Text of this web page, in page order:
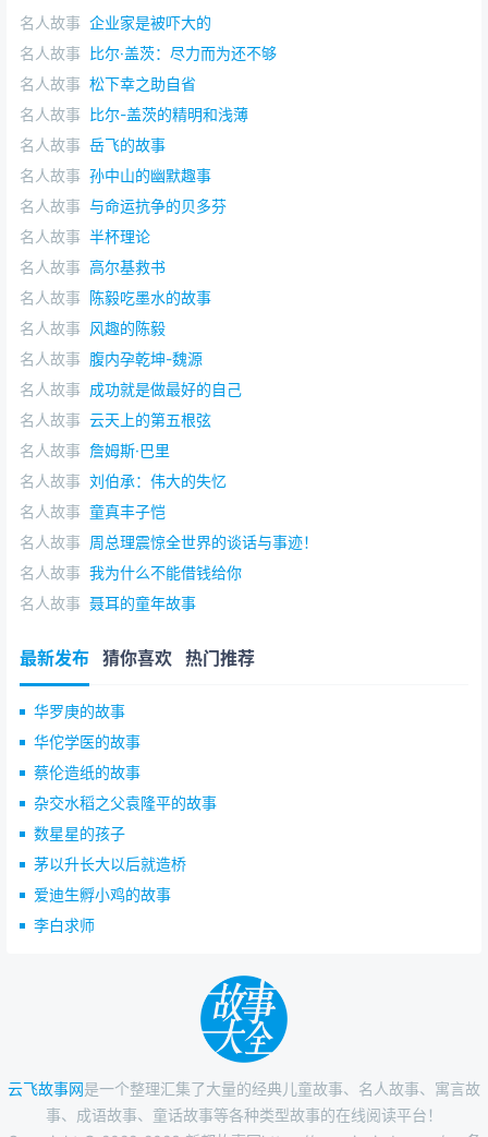
名人故事 企业家是被吓大的
名人故事 比尔·盖茨：尽力而为还不够
名人故事 松下幸之助自省
名人故事 比尔-盖茨的精明和浅薄
名人故事 岳飞的故事
名人故事 孙中山的幽默趣事
名人故事 与命运抗争的贝多芬
名人故事 半杯理论
名人故事 高尔基救书
名人故事 陈毅吃墨水的故事
名人故事 风趣的陈毅
名人故事 腹内孕乾坤-魏源
名人故事 成功就是做最好的自己
名人故事 云天上的第五根弦
名人故事 詹姆斯·巴里
名人故事 刘伯承：伟大的失忆
名人故事 童真丰子恺
名人故事 周总理震惊全世界的谈话与事迹！
名人故事 我为什么不能借钱给你
名人故事 聂耳的童年故事
最新发布 猜你喜欢 热门推荐
华罗庚的故事
华佗学医的故事
蔡伦造纸的故事
杂交水稻之父袁隆平的故事
数星星的孩子
茅以升长大以后就造桥
爱迪生孵小鸡的故事
李白求师
云飞故事网是一个整理汇集了大量的经典儿童故事、名人故事、寓言故
事、成语故事、童话故事等各种类型故事的在线阅读平台！